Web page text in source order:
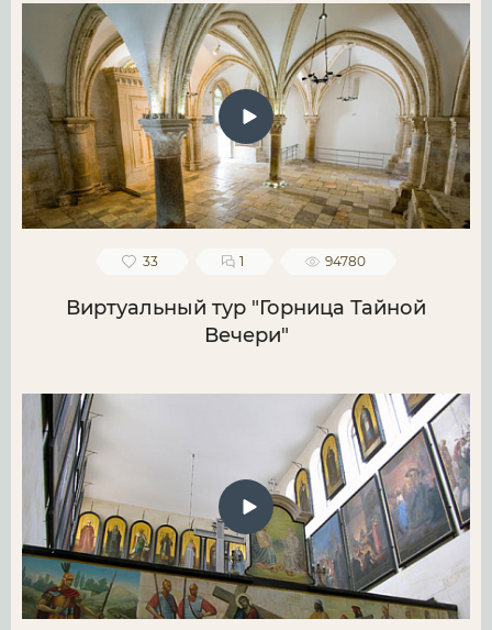
33 1 94780
Виртуальный тур "Горница Тайной
Вечери"